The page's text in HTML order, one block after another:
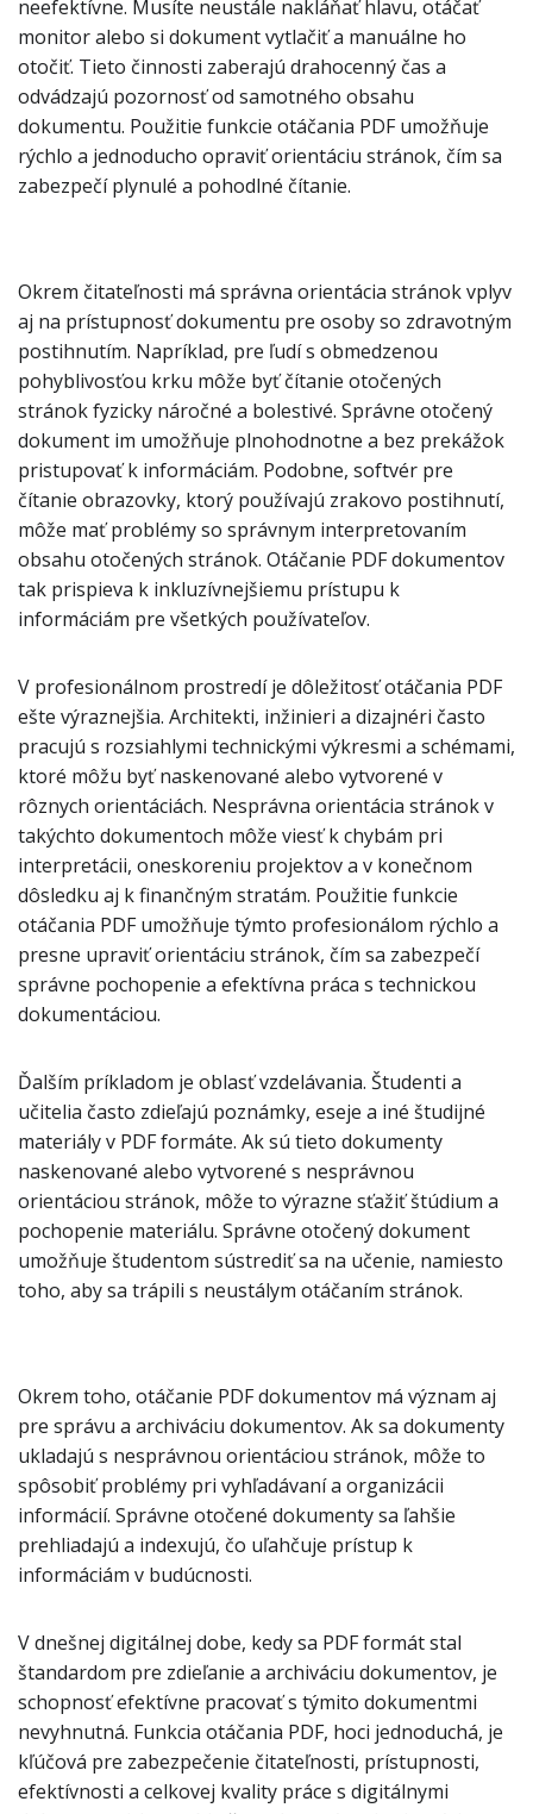
neefektívne. Musíte neustále nakláňať hlavu, otáčať
monitor alebo si dokument vytlačiť a manuálne ho
otočiť. Tieto činnosti zaberajú drahocenný čas a
odvádzajú pozornosť od samotného obsahu
dokumentu. Použitie funkcie otáčania PDF umožňuje
rýchlo a jednoducho opraviť orientáciu stránok, čím sa
zabezpečí plynulé a pohodlné čítanie.
Okrem čitateľnosti má správna orientácia stránok vplyv
aj na prístupnosť dokumentu pre osoby so zdravotným
postihnutím. Napríklad, pre ľudí s obmedzenou
pohyblivosťou krku môže byť čítanie otočených
stránok fyzicky náročné a bolestivé. Správne otočený
dokument im umožňuje plnohodnotne a bez prekážok
pristupovať k informáciám. Podobne, softvér pre
čítanie obrazovky, ktorý používajú zrakovo postihnutí,
môže mať problémy so správnym interpretovaním
obsahu otočených stránok. Otáčanie PDF dokumentov
tak prispieva k inkluzívnejšiemu prístupu k
informáciám pre všetkých používateľov.
V profesionálnom prostredí je dôležitosť otáčania PDF
ešte výraznejšia. Architekti, inžinieri a dizajnéri často
pracujú s rozsiahlymi technickými výkresmi a schémami,
ktoré môžu byť naskenované alebo vytvorené v
rôznych orientáciách. Nesprávna orientácia stránok v
takýchto dokumentoch môže viesť k chybám pri
interpretácii, oneskoreniu projektov a v konečnom
dôsledku aj k finančným stratám. Použitie funkcie
otáčania PDF umožňuje týmto profesionálom rýchlo a
presne upraviť orientáciu stránok, čím sa zabezpečí
správne pochopenie a efektívna práca s technickou
dokumentáciou.
Ďalším príkladom je oblasť vzdelávania. Študenti a
učitelia často zdieľajú poznámky, eseje a iné študijné
materiály v PDF formáte. Ak sú tieto dokumenty
naskenované alebo vytvorené s nesprávnou
orientáciou stránok, môže to výrazne sťažiť štúdium a
pochopenie materiálu. Správne otočený dokument
umožňuje študentom sústrediť sa na učenie, namiesto
toho, aby sa trápili s neustálym otáčaním stránok.
Okrem toho, otáčanie PDF dokumentov má význam aj
pre správu a archiváciu dokumentov. Ak sa dokumenty
ukladajú s nesprávnou orientáciou stránok, môže to
spôsobiť problémy pri vyhľadávaní a organizácii
informácií. Správne otočené dokumenty sa ľahšie
prehliadajú a indexujú, čo uľahčuje prístup k
informáciám v budúcnosti.
V dnešnej digitálnej dobe, kedy sa PDF formát stal
štandardom pre zdieľanie a archiváciu dokumentov, je
schopnosť efektívne pracovať s týmito dokumentmi
nevyhnutná. Funkcia otáčania PDF, hoci jednoduchá, je
kľúčová pre zabezpečenie čitateľnosti, prístupnosti,
efektívnosti a celkovej kvality práce s digitálnymi